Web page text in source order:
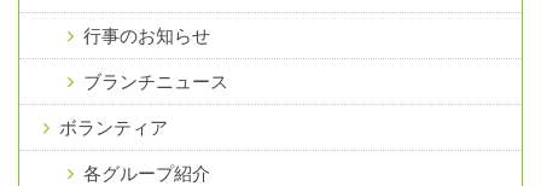
行事のお知らせ
ブランチニュース
ボランティア
各グループ紹介